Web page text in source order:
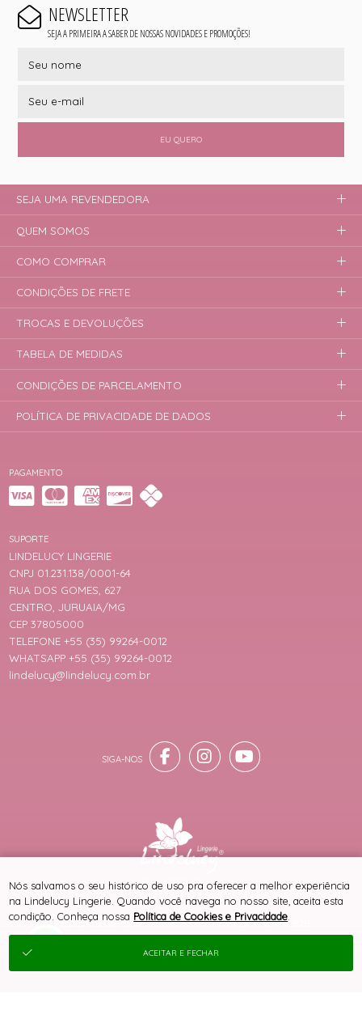
NEWSLETTER
SEJA A PRIMEIRA A SABER DE NOSSAS NOVIDADES E PROMOÇÕES!
EU QUERO
PAGAMENTO
SITE 100% SEGURO PLATAFORMA B2B
SUPORTE
LINDELUCY LINGERIE
CNPJ 01.231.138/0001-64
RUA DOS GOMES, 627
CENTRO, JURUAIA/MG
CEP 37805000
TELEFONE +55 (35) 99264-0012
WHATSAPP +55 (35) 99264-0012
lindelucy@lindelucy.com.br
SEJA UMA REVENDEDORA
QUEM SOMOS
COMO COMPRAR
CONDIÇÕES DE FRETE
TROCAS E DEVOLUÇÕES
TABELA DE MEDIDAS
CONDIÇÕES DE PARCELAMENTO
POLÍTICA DE PRIVACIDADE DE DADOS
® TODOS DIREITOS RESERVADOS
Nós salvamos o seu histórico de uso pra oferecer a melhor experiência
na Lindelucy Lingerie. Quando você navega no nosso site, aceita esta
condição. Conheça nossa Política de Cookies e Privacidade
ACEITAR E FECHAR